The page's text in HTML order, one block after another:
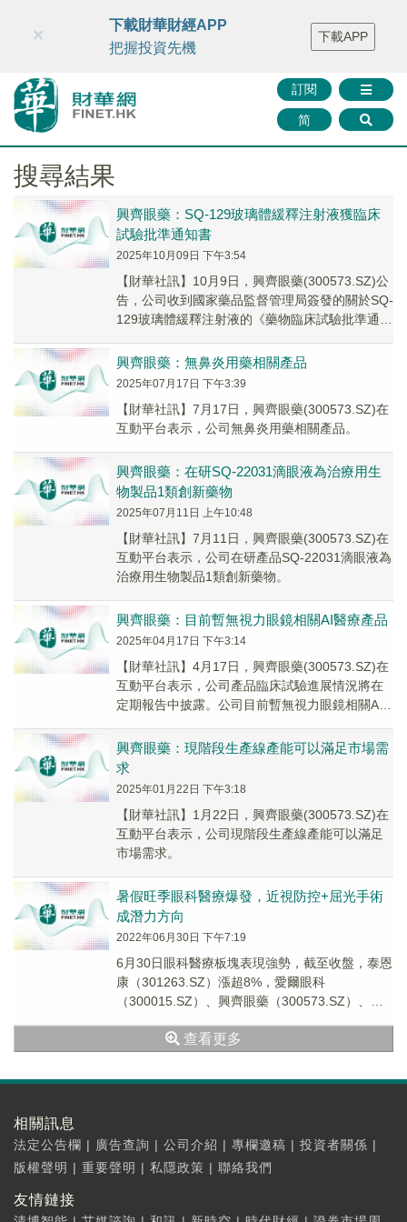
財華智庫網 FINTV FINMETA 財華證券 媒體矩陣
智庫沙龍
聯絡我們
訂閱
简
×
下載財華財經APP
把握投資先機
下載APP
搜尋結果
興齊眼藥：SQ-129玻璃體緩釋注射液獲臨床
試驗批準通知書
2025年10月09日 下午3:54
【財華社訊】10月9日，興齊眼藥(300573.SZ)公
告，公司收到國家藥品監督管理局簽發的關於SQ-
129玻璃體緩釋注射液的《藥物臨床試驗批準通知
興齊眼藥：無鼻炎用藥相關產品
2025年07月17日 下午3:39
【財華社訊】7月17日，興齊眼藥(300573.SZ)在
互動平台表示，公司無鼻炎用藥相關產品。
興齊眼藥：在研SQ-22031滴眼液為治療用生
物製品1類創新藥物
2025年07月11日 上午10:48
【財華社訊】7月11日，興齊眼藥(300573.SZ)在
互動平台表示，公司在研產品SQ-22031滴眼液為
治療用生物製品1類創新藥物。
興齊眼藥：目前暫無視力眼鏡相關AI醫療產品
2025年04月17日 下午3:14
【財華社訊】4月17日，興齊眼藥(300573.SZ)在
互動平台表示，公司產品臨床試驗進展情況將在
定期報告中披露。公司目前暫無視力眼鏡相關AI
興齊眼藥：現階段生產線產能可以滿足市場需
求
2025年01月22日 下午3:18
【財華社訊】1月22日，興齊眼藥(300573.SZ)在
互動平台表示，公司現階段生產線產能可以滿足
市場需求。
暑假旺季眼科醫療爆發，近視防控+屈光手術
成潛力方向
2022年06月30日 下午7:19
6月30日眼科醫療板塊表現強勢，截至收盤，泰恩
康（301263.SZ）漲超8%，愛爾眼科
（300015.SZ）、興齊眼藥（300573.SZ）、江
查看更多
相關訊息
法定公告欄 | 廣告查詢 | 公司介紹 | 專欄邀稿 | 投資者關係 |
版權聲明 | 重要聲明 | 私隱政策 | 聯絡我們
友情鏈接